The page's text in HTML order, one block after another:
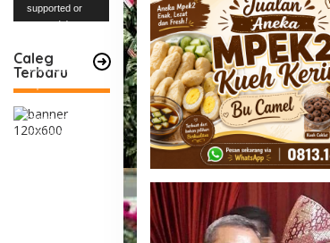
supported or
source(s) not
Unduh Berkas:
content/uploads/2
023/12/VID-
Caleg
Terbaru